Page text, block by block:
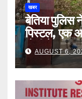
खबर
बेतिया पुलिस
पिस्टल, एक
गोली के साथ
AUGUST 6,